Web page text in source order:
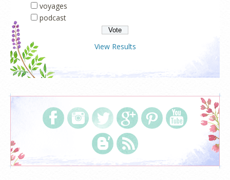
voyages
podcast
View Results